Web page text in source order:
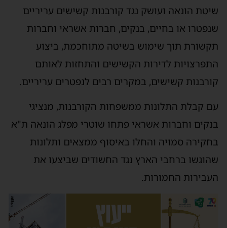
שיטת הונאה ועושק נגד קורבנות קשישים עריריים
שנפטרו או בחיים, בנקים, חברות אשראי וחברות
תקשורת תוך שימוש בשיטה מתוחכמת, ביצוע
התפרצויות לדירות הקשישים והתחזות לאותם
קורבנות קשישים, במקרים רבים לנפטרים עריריים.
עם קבלת התלונות ממשפחות הקורבנות, מנציגי
בנקים וחברות אשראי פתחו שוטרי מפלג הונאה ת"א
בחקירה סמויה והחלו באיסוף ממצאים ותלונות
שהוגשו ברחבי הארץ נגד החשודים שביצעו את
העבירות החמורות.